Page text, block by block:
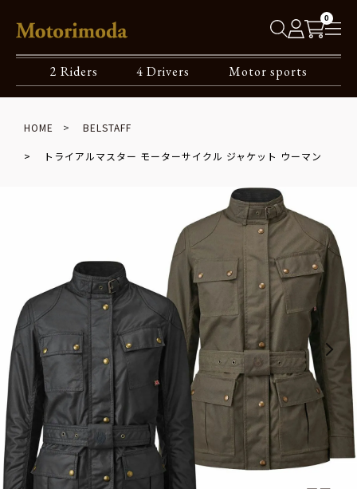
0
2 Riders 4 Drivers Motor sports
HOME BELSTAFF
トライアルマスター モーターサイクル ジャケット ウーマン